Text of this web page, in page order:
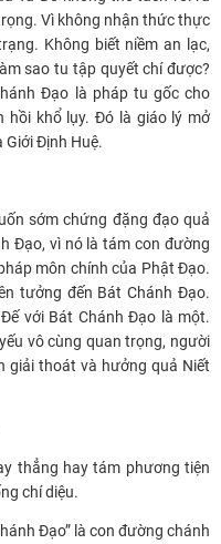
Vì không nhận thức thực
Không biết niềm an lạc,
sao tu tập quyết chí được?
Đạo là pháp tu gốc cho
hồi khổ lụy. Đó là giáo lý mở
Giới Định Huệ.
sớm chứng đặng đạo quả
Đạo, vì nó là tám con đường
môn chính của Phật Đạo.
tưởng đến Bát Chánh Đạo.
với Bát Chánh Đạo là một.
vô cùng quan trọng, người
giải thoát và hưởng quả Niết
thẳng hay tám phương tiện
chí diệu.
Đạo” là con đường chánh